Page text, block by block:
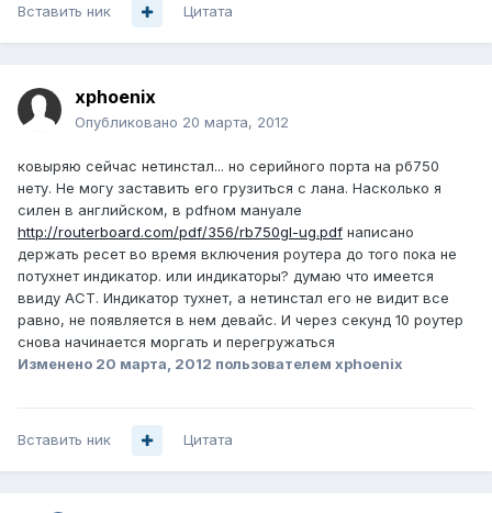
Вставить ник Цитата
xphoenix
Опубликовано 20 марта, 2012
ковыряю сейчас нетинстал... но серийного порта на рб750
нету. Не могу заставить его грузиться с лана. Насколько я
силен в английском, в pdfном мануале
http://routerboard.com/pdf/356/rb750gl-ug.pdf написано
держать ресет во время включения роутера до того пока не
потухнет индикатор. или индикаторы? думаю что имеется
ввиду АСТ. Индикатор тухнет, а нетинстал его не видит все
равно, не появляется в нем девайс. И через секунд 10 роутер
снова начинается моргать и перегружаться
Изменено 20 марта, 2012 пользователем xphoenix
Вставить ник Цитата